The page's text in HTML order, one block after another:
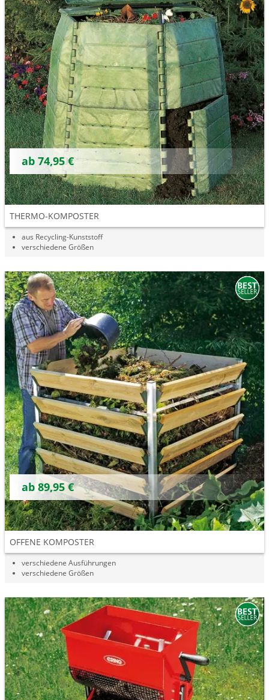
ab 74,95 €
THERMO-KOMPOSTER
aus Recycling-Kunststoff
verschiedene Größen
ab 89,95 €
OFFENE KOMPOSTER
verschiedene Ausführungen
verschiedene Größen